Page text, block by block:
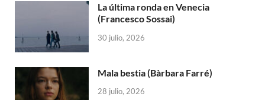
La última ronda en Venecia
(Francesco Sossai)
30 julio, 2026
Mala bestia (Bàrbara Farré)
28 julio, 2026